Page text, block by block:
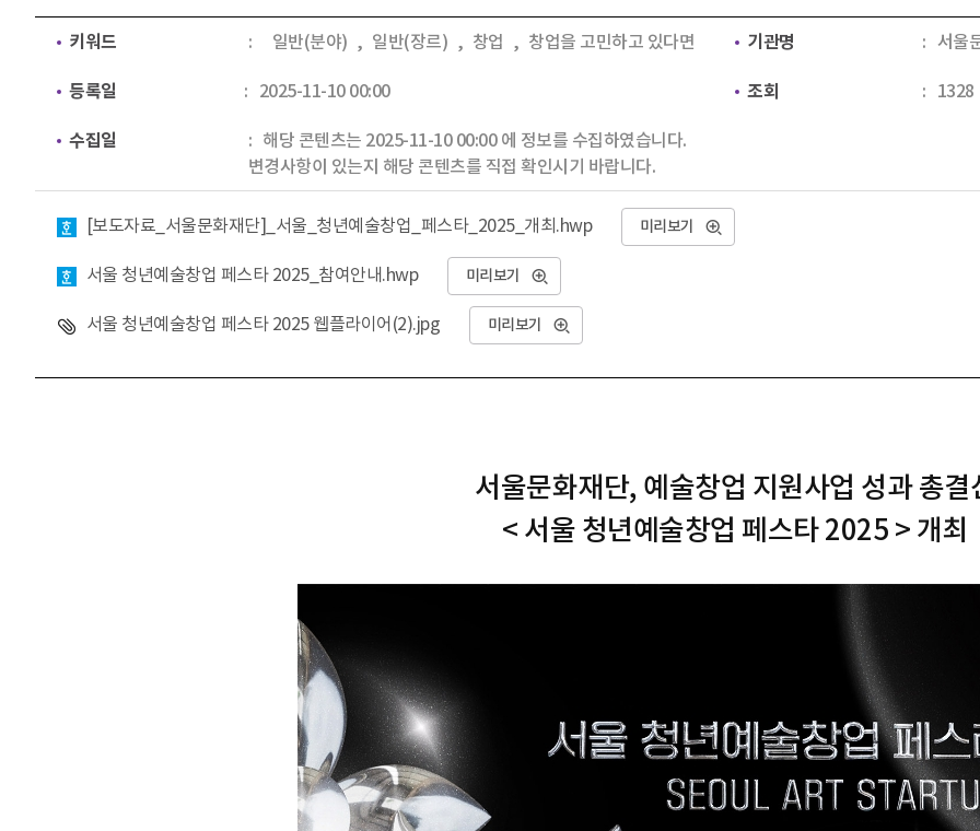
키워드 일반(분야) , 일반(장르) , 창업 , 창업을 고민하고 있다면 기관명 서울
등록일 2025-11-10 00:00 조회 1328
수집일
해당 콘텐츠는 2025-11-10 00:00 에 정보를 수집하였습니다.
변경사항이 있는지 해당 콘텐츠를 직접 확인시기 바랍니다.
[보도자료_서울문화재단]_서울_청년예술창업_페스타_2025_개최.hwp
미리보기
서울 청년예술창업 페스타 2025_참여안내.hwp 미리보기
서울 청년예술창업 페스타 2025 웹플라이어(2).jpg 미리보기
서울문화재단, 예술창업 지원사업 성과 총결
< 서울 청년예술창업 페스타 2025 > 개최